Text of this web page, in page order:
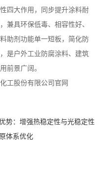
四大作用，同步提升涂料耐
兼具环保低毒、相容性好、
助剂功能单一短板，简化防
是户外工业防腐涂料、建筑
前景广阔。
工股份有限公司官网
势：增强热稳定性与光稳定性
体系优化